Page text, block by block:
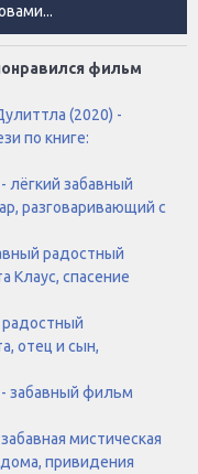
фильм
(2020) -
по книге:
лёгкий забавный
разговаривающий с
радостный
Клаус, спасение
радостный
отец и сын,
забавный фильм
мистическая
привидения